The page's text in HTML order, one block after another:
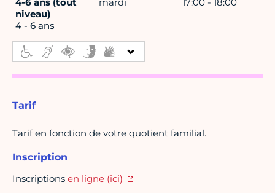
4-6 ans (tout
niveau)
4 - 6 ans
mardi 17:00 - 18:00
Tarif
Tarif en fonction de votre quotient familial.
Inscription
Inscriptions en ligne (ici)